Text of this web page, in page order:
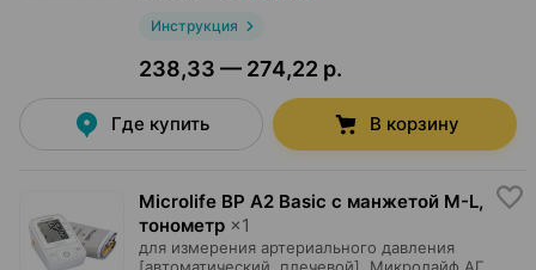
Инструкция
238,33 — 274,22 р.
Где купить В корзину
Microlife BP A2 Basic с манжетой М-L,
тонометр ×1
для измерения артериального давления